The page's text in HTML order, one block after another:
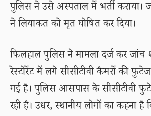
पुलिस ने उसे अस्पताल में भर्ती कराया।
ने लियाकत को मृत घोषित कर दिया।
फिलहाल पुलिस ने मामला दर्ज कर जांच
रेस्टोरेंट में लगे सीसीटीवी कैमरों की
गई है। पुलिस आसपास के सीसीटीवी
रही है। उधर, स्थानीय लोगों का कहना